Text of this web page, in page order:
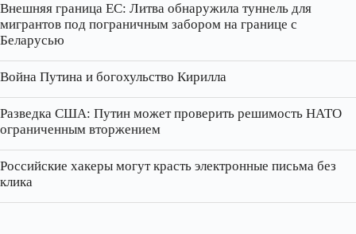
Внешняя граница ЕС: Литва обнаружила туннель для
мигрантов под пограничным забором на границе с
Беларусью
Война Путина и богохульство Кирилла
Разведка США: Путин может проверить решимость НАТО
ограниченным вторжением
Российские хакеры могут красть электронные письма без
клика